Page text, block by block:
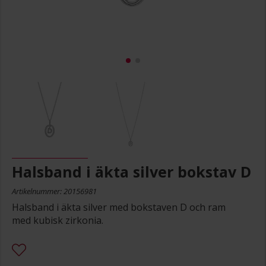
Halsband i äkta silver bokstav D
Artikelnummer: 20156981
Halsband i äkta silver med bokstaven D och ram
med kubisk zirkonia.